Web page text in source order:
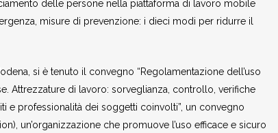
delle persone nella piattaforma di lavoro mobile
misure di prevenzione: i dieci modi per ridurre il
si è tenuto il convegno “Regolamentazione dell’uso
Attrezzature di lavoro: sorveglianza, controllo, verifiche
e professionalità dei soggetti coinvolti”, un convegno
un’organizzazione che promuove l’uso efficace e sicuro